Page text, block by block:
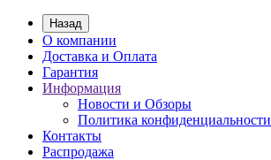
Назад
О компании
Доставка и Оплата
Гарантия
Информация
Новости и Обзоры
Политика конфиденциальности
Контакты
Распродажа